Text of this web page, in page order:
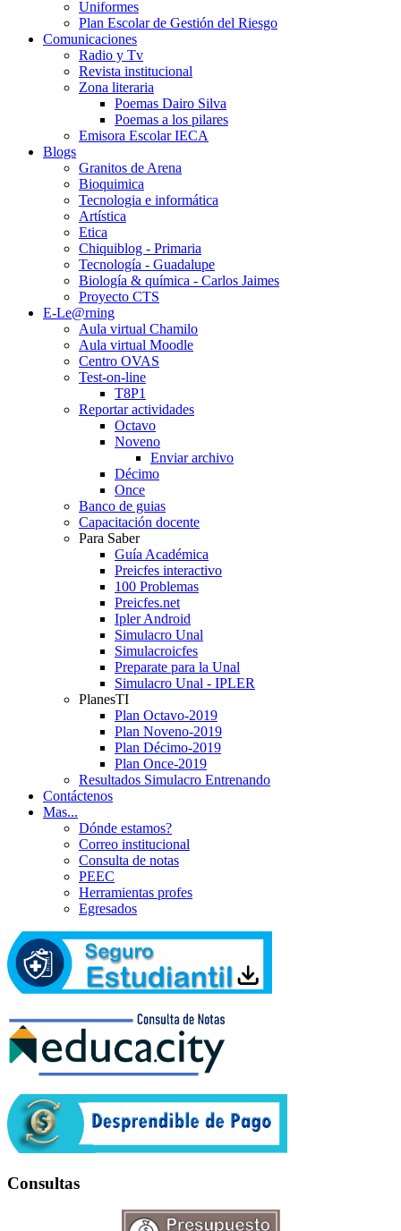
Uniformes
Plan Escolar de Gestión del Riesgo
Comunicaciones
Radio y Tv
Revista institucional
Zona literaria
Poemas Dairo Silva
Poemas a los pilares
Emisora Escolar IECA
Blogs
Granitos de Arena
Bioquimica
Tecnologia e informática
Artística
Etica
Chiquiblog - Primaria
Tecnología - Guadalupe
Biología & química - Carlos Jaimes
Proyecto CTS
E-Le@rning
Aula virtual Chamilo
Aula virtual Moodle
Centro OVAS
Test-on-line
T8P1
Reportar actividades
Octavo
Noveno
Enviar archivo
Décimo
Once
Banco de guias
Capacitación docente
Para Saber
Guía Académica
Preicfes interactivo
100 Problemas
Preicfes.net
Ipler Android
Simulacro Unal
Simulacroicfes
Preparate para la Unal
Simulacro Unal - IPLER
PlanesTI
Plan Octavo-2019
Plan Noveno-2019
Plan Décimo-2019
Plan Once-2019
Resultados Simulacro Entrenando
Contáctenos
Mas...
Dónde estamos?
Correo institucional
Consulta de notas
PEEC
Herramientas profes
Egresados
Consultas